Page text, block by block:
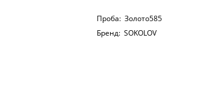
Проба: Золото585
Бренд: SOKOLOV